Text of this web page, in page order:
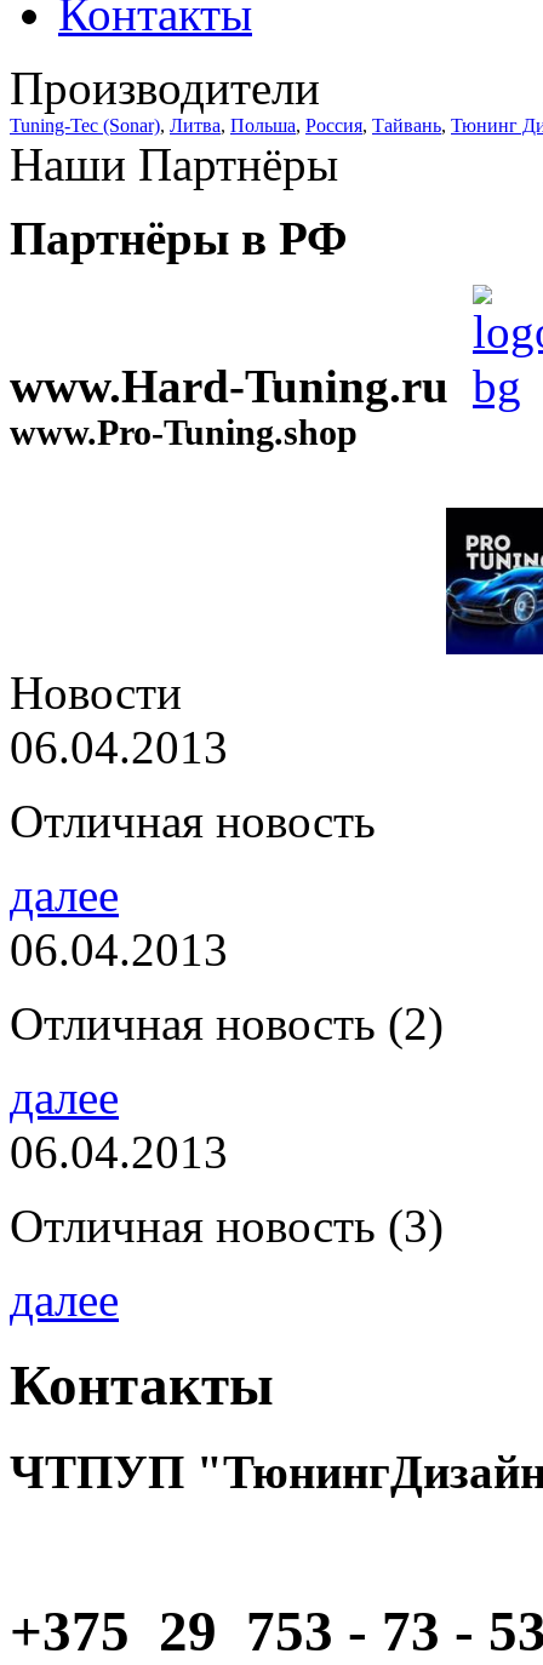
Контакты
Производители
Tuning-Tec (Sonar), Литва, Польша, Россия, Тайвань, Тюнинг
Наши Партнёры
Партнёры в РФ
www.Hard-Tuning.ru
www.Pro-Tuning.shop
Новости
06.04.2013
Отличная новость
далее
06.04.2013
Отличная новость (2)
далее
06.04.2013
Отличная новость (3)
далее
Контакты
ЧТПУП
+375 29 753 - 73 -